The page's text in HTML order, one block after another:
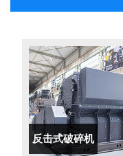
反击式破碎机